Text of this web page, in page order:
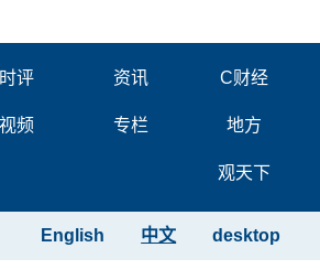
时评 资讯 C财经
视频 专栏 地方
观天下
desktop
中文
English